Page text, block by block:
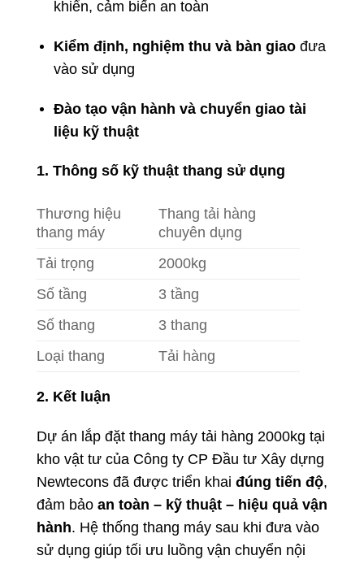
khiển, cảm biến an toàn
Kiểm định, nghiệm thu và bàn giaođưa
vào sử dụng
Đào tạo vận hành và chuyển giao tài
liệu kỹ thuật
1. Thông số kỹ thuật thang sử dụng
Thương hiệu
thang máy
Thang tải hàng
chuyên dụng
Tải trọng
2000kg
Số tầng
3 tầng
Số thang
3 thang
Loại thang
Tải hàng
2. Kết luận
Dự án lắp đặt thang máy tải hàng 2000kg tại
kho vật tư của Công ty CP Đầu tư Xây dựng
Newtecons đã được triển khai đúng tiến độ,
đảm bảo an toàn – kỹ thuật – hiệu quả vận
hành. Hệ thống thang máy sau khi đưa vào
sử dụng giúp tối ưu luồng vận chuyển nội